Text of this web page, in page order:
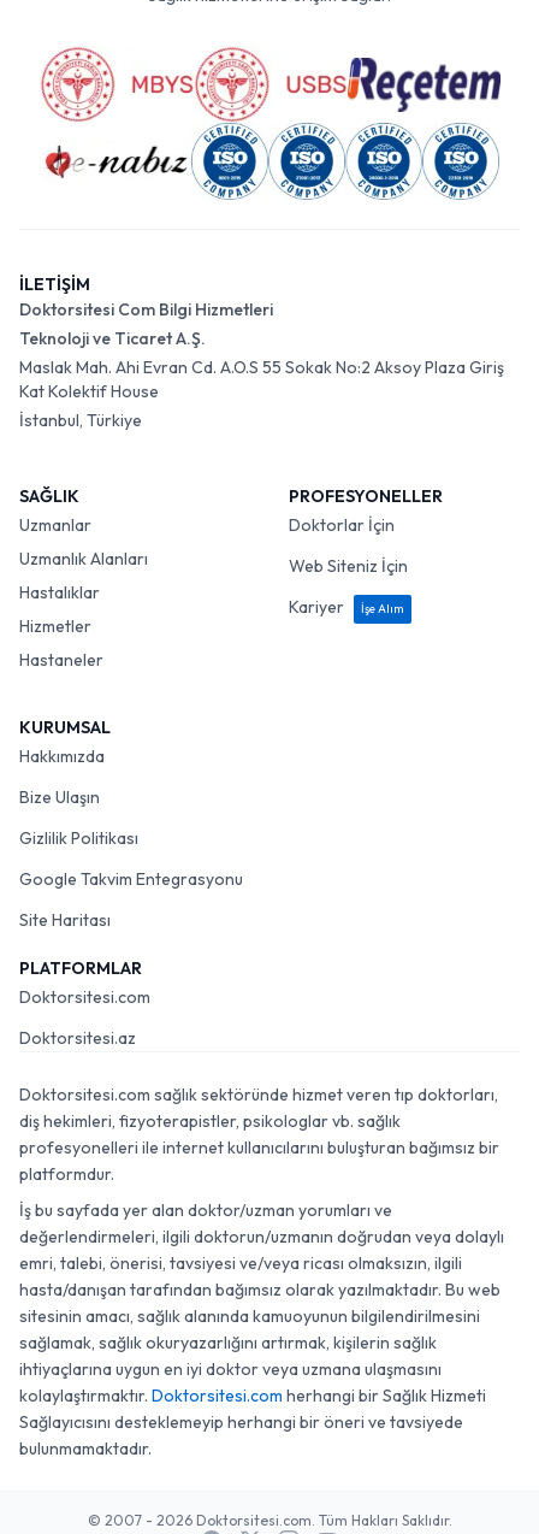
İLETİŞİM
Doktorsitesi Com Bilgi Hizmetleri
Teknoloji ve Ticaret A.Ş.
Maslak Mah. Ahi Evran Cd. A.O.S 55 Sokak No:2 Aksoy Plaza Giriş
Kat Kolektif House
İstanbul, Türkiye
SAĞLIK
Uzmanlar
Uzmanlık Alanları
Hastalıklar
Hizmetler
Hastaneler
PROFESYONELLER
Doktorlar İçin
Web Siteniz İçin
Kariyer
İşe Alım
KURUMSAL
Hakkımızda
Bize Ulaşın
Gizlilik Politikası
Google Takvim Entegrasyonu
Site Haritası
PLATFORMLAR
Doktorsitesi.com
Doktorsitesi.az
Doktorsitesi.com sağlık sektöründe hizmet veren tıp doktorları,
diş hekimleri, fizyoterapistler, psikologlar vb. sağlık
profesyonelleri ile internet kullanıcılarını buluşturan bağımsız bir
platformdur.
İş bu sayfada yer alan doktor/uzman yorumları ve
değerlendirmeleri, ilgili doktorun/uzmanın doğrudan veya dolaylı
emri, talebi, önerisi, tavsiyesi ve/veya ricası olmaksızın, ilgili
hasta/danışan tarafından bağımsız olarak yazılmaktadır. Bu web
sitesinin amacı, sağlık alanında kamuoyunun bilgilendirilmesini
sağlamak, sağlık okuryazarlığını artırmak, kişilerin sağlık
ihtiyaçlarına uygun en iyi doktor veya uzmana ulaşmasını
kolaylaştırmaktır. Doktorsitesi.com herhangi bir Sağlık Hizmeti
Sağlayıcısını desteklemeyip herhangi bir öneri ve tavsiyede
bulunmamaktadır.
© 2007 - 2026 Doktorsitesi.com. Tüm Hakları Saklıdır.